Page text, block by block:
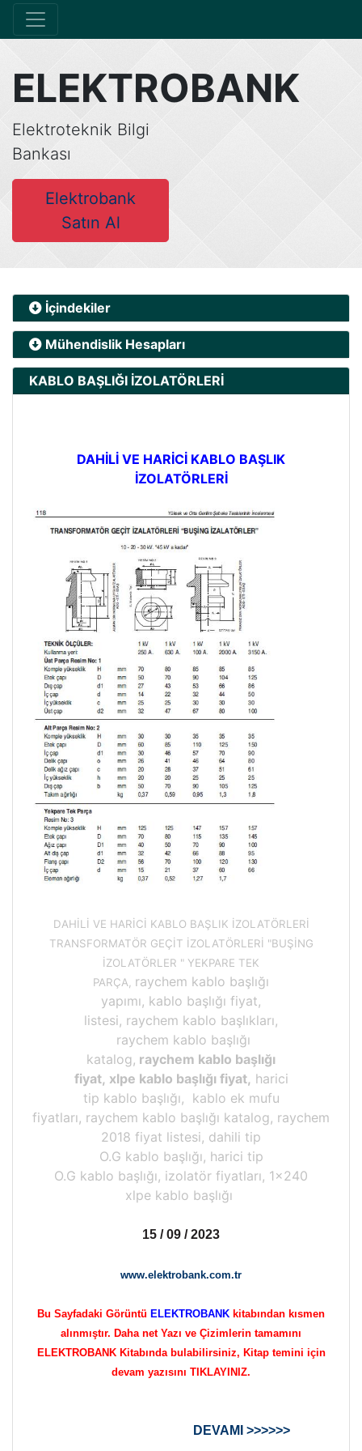
ELEKTROBANK
Elektroteknik Bilgi
Bankası
Elektrobank
Satın Al
İçindekiler
Mühendislik Hesapları
KABLO BAŞLIĞI İZOLATÖRLERİ
DAHİLİ VE HARİCİ KABLO BAŞLIK
İZOLATÖRLERİ
DAHİLİ VE HARİCİ KABLO BAŞLIK İZOLATÖRLERİ
TRANSFORMATÖR GEÇİT İZOLATÖRLERİ "BUŞİNG
İZOLATÖRLER " YEKPARE TEK
PARÇA, raychem kablo başlığı
yapımı, kablo başlığı fiyat,
listesi, raychem kablo başlıkları,
raychem kablo başlığı
katalog, raychem kablo başlığı
fiyat, xlpe kablo başlığı fiyat, harici
tip kablo başlığı, kablo ek mufu
fiyatları, raychem kablo başlığı katalog, raychem
2018 fiyat listesi, dahili tip
O.G kablo başlığı, harici tip
O.G kablo başlığı, izolatör fiyatları, 1x240
xlpe kablo başlığı
15 / 09 / 2023
www.elektrobank.com.tr
Bu Sayfadaki Görüntü ELEKTROBANK kitabından kısmen
alınmıştır. Daha net Yazı ve Çizimlerin tamamını
ELEKTROBANK Kitabında bulabilirsiniz, Kitap temini için
devam yazısını TIKLAYINIZ.
DEVAMI >>>>>>